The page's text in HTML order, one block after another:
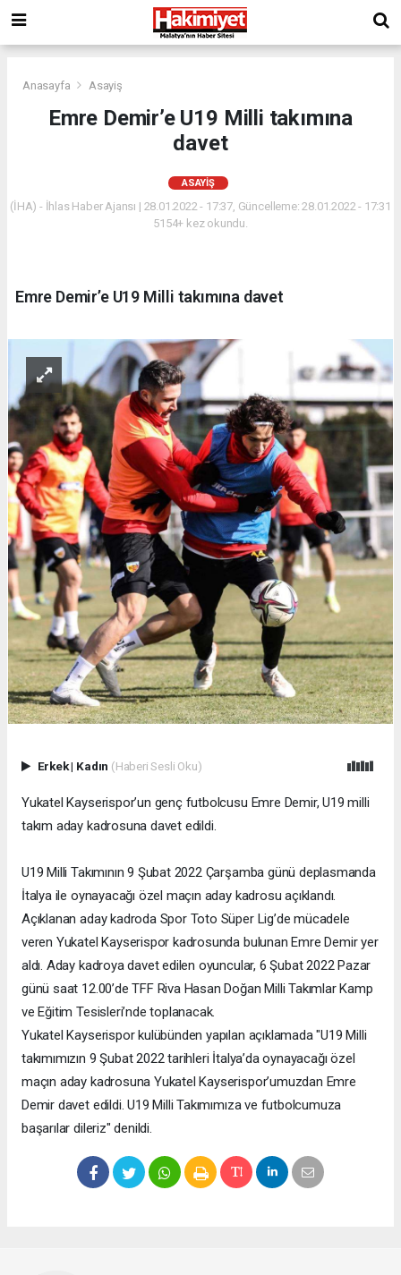
Anasayfa Asayiş
Emre Demir’e U19 Milli takımına
davet
ASAYIŞ
(İHA) - İhlas Haber Ajansı | 28.01.2022 - 17:37, Güncelleme: 28.01.2022 - 17:31
5154+ kez okundu.
Emre Demir’e U19 Milli takımına davet
Erkek| Kadın (Haberi Sesli Oku)
Yukatel Kayserispor’un genç futbolcusu Emre Demir, U19 milli
takım aday kadrosuna davet edildi.
U19 Milli Takımının 9 Şubat 2022 Çarşamba günü deplasmanda
İtalya ile oynayacağı özel maçın aday kadrosu açıklandı.
Açıklanan aday kadroda Spor Toto Süper Lig’de mücadele
veren Yukatel Kayserispor kadrosunda bulunan Emre Demir yer
aldı. Aday kadroya davet edilen oyuncular, 6 Şubat 2022 Pazar
günü saat 12.00’de TFF Riva Hasan Doğan Milli Takımlar Kamp
ve Eğitim Tesisleri’nde toplanacak.
Yukatel Kayserispor kulübünden yapılan açıklamada "U19 Milli
takımımızın 9 Şubat 2022 tarihleri İtalya’da oynayacağı özel
maçın aday kadrosuna Yukatel Kayserispor’umuzdan Emre
Demir davet edildi. U19 Milli Takımımıza ve futbolcumuza
başarılar dileriz" denildi.